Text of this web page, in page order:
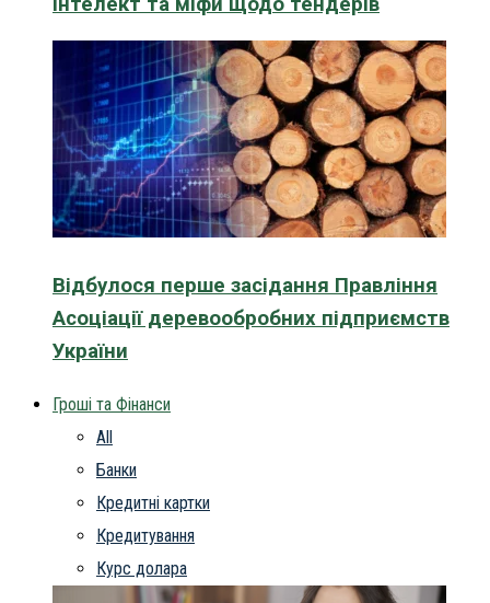
Відбулося перше засідання Правління
Асоціації деревообробних підприємств
України
Гроші та Фінанси
All
Банки
Кредитні картки
Кредитування
Курс долара